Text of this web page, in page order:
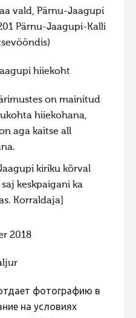
vald, Pärnu-Jaagupi
Pärnu-Jaagupi-Kalli
hiiekoht
on mainitud
hiiekohana,
aga kaitse all
kiriku kõrval
saj keskpaigani ka
Korraldaja]
2018
фотографию в
на условиях